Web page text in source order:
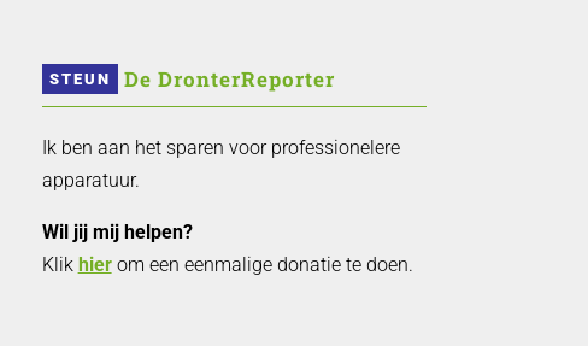
STEUN De DronterReporter
Ik ben aan het sparen voor professionelere
apparatuur.
Wil jij mij helpen?
Klik hierom een eenmalige donatie te doen.